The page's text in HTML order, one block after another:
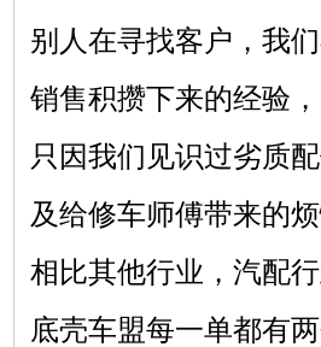
别人在寻找客户，我
销售积攒下来的经验，
只因我们见识过劣质
及给修车师傅带来的烦
相比其他行业，汽配
底壳车盟每一单都有